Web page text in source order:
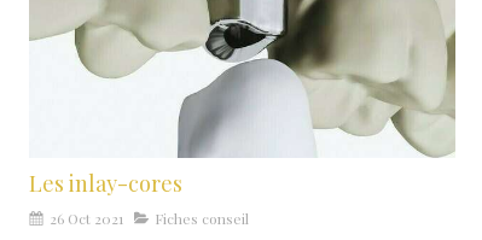
Les inlay-cores
26 Oct 2021 Fiches conseil